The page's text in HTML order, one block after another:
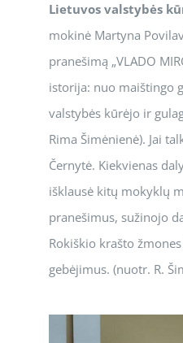
Lietuvos valstybės
mokinė Martyna
pranešimą „VLADO
istorija: nuo maištingo
valstybės kūrėjo ir
Rima Šimėnienė). Jai
Černytė. Kiekvienas
išklausė kitų mokyklų
pranešimus, sužinojo
Rokiškio krašto
gebėjimus. (nuotr. R.